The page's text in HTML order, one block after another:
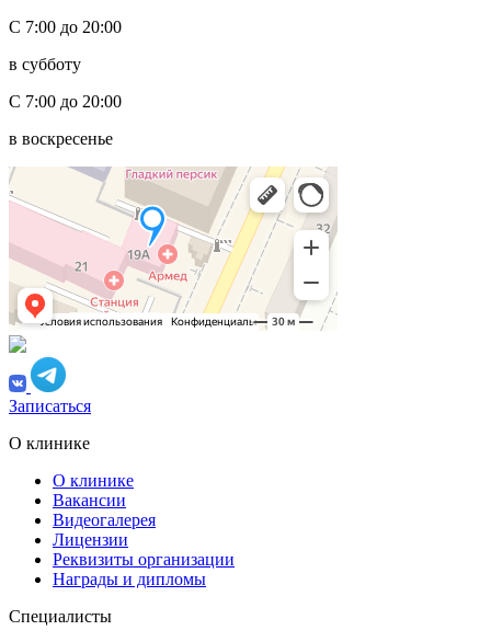
С 7:00 до 20:00
в субботу
С 7:00 до 20:00
в воскресенье
Записаться
О клинике
О клинике
Вакансии
Видеогалерея
Лицензии
Реквизиты организации
Награды и дипломы
Специалисты